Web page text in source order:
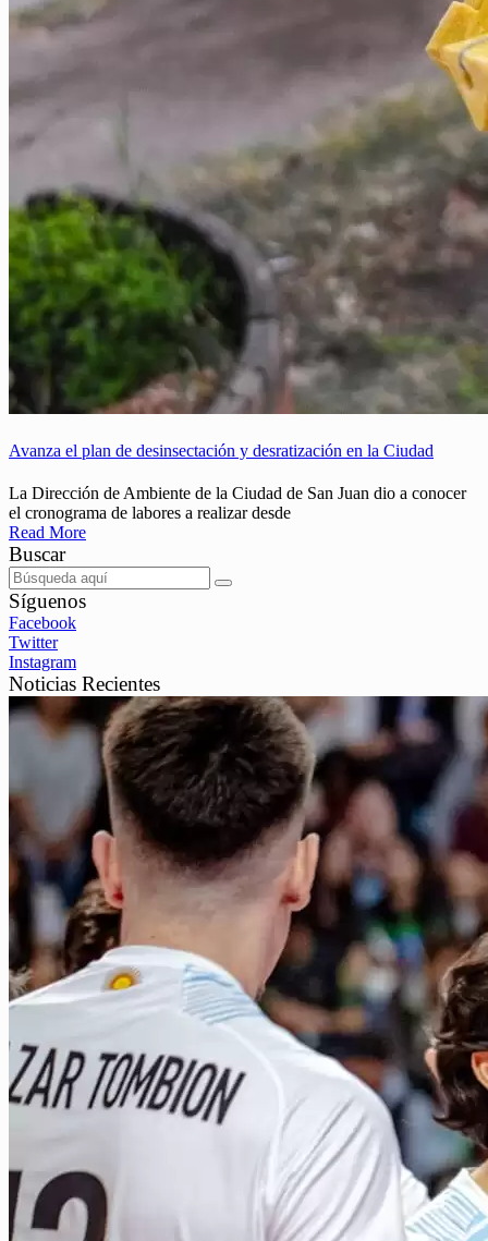
Avanza el plan de desinsectación y desratización en la Ciudad
La Dirección de Ambiente de la Ciudad de San Juan dio a conocer
el cronograma de labores a realizar desde
Read More
Buscar
Síguenos
Facebook
Twitter
Instagram
Noticias Recientes